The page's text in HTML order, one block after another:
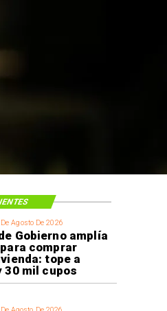
Agosto De 2026
Gobierno amplía
comprar
tope a
30 mil cupos